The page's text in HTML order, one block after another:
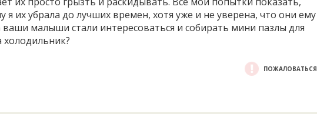
их убрала до лучших времен, хотя уже и не уверена, что они ему
ваши малыши стали интересоваться и собирать мини пазлы для
холодильник?
ПОЖАЛОВАТЬСЯ